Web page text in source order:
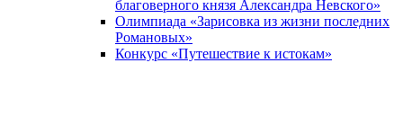
благоверного князя Александра Невского»
Олимпиада «Зарисовка из жизни последних
Романовых»
Конкурс «Путешествие к истокам»